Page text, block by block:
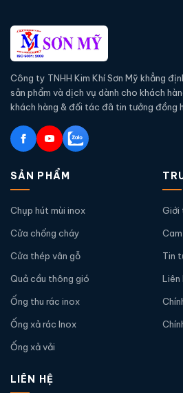
Công ty TNHH Kim Khí Sơn Mỹ khẳng
sản phẩm và dịch vụ dành cho khách
khách hàng & đối tác đã tin tưởng đồng
SẢN PHẨM
Chụp hút mùi inox
Cửa chống cháy
Cửa thép vân gỗ
Quả cầu thông gió
Ống thu rác inox
Ống xả rác Inox
Ống xả vải
Giới
Tin
Liên
LIÊN HỆ